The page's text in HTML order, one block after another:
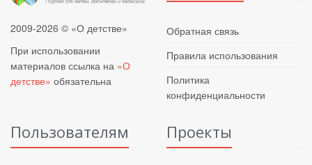
2009-2026 © «О детстве»
При использовании
материалов ссылка на «О
детстве» обязательна
Обратная связь
Правила использования
Политика
конфиденциальности
Пользователям Проекты